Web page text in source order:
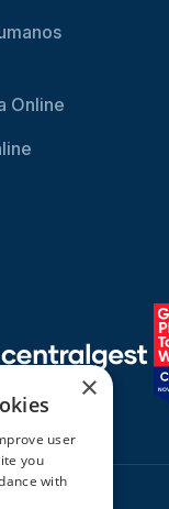
Online
×
user
you
with